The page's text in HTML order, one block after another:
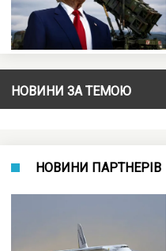
НОВИНИ ЗА ТЕМОЮ
НОВИНИ ПАРТНЕРІВ